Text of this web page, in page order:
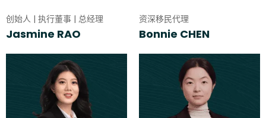
创始人 | 执行董事 | 总经理
Jasmine RAO
资深移民代理
Bonnie CHEN